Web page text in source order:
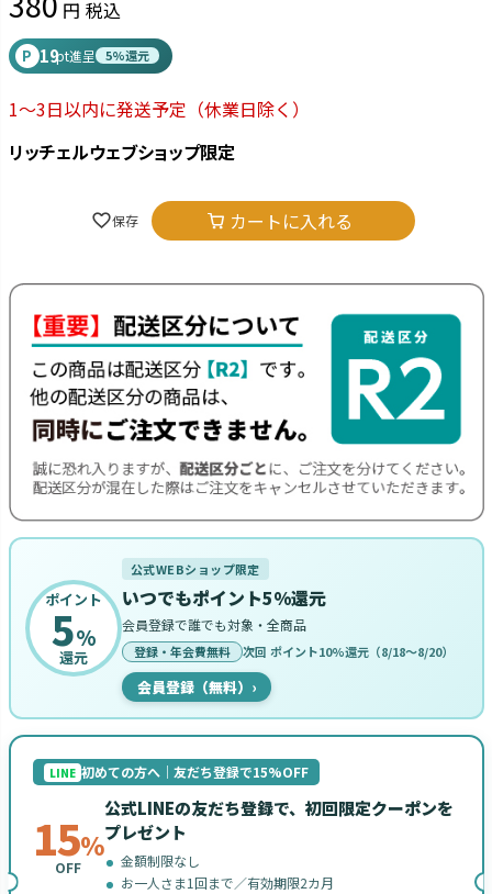
税込
P 19pt進呈 5%還元
1～3日以内に発送予定 （休業日除く）
リッチェルウェブショップ限定
カートに入れる
ポイント
5%
還元
公式WEBショップ限定
いつでもポイント5%還元
会員登録で誰でも対象・全商品
登録・年会費無料 次回 ポイント10%還元（8/18〜8/20）
会員登録（無料） ›
LINE 初めての方へ｜友だち登録で15%OFF
15%
OFF
公式LINEの友だち登録で、初回限定クーポンを
プレゼント
金額制限なし
お一人さま1回まで／有効期限2カ月